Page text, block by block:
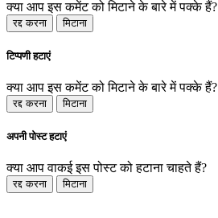
क्या आप इस कमेंट को मिटाने के बारे में पक्के हैं?
रद्द करना मिटाना
टिप्पणी हटाएं
क्या आप इस कमेंट को मिटाने के बारे में पक्के हैं?
रद्द करना मिटाना
अपनी पोस्ट हटाएं
क्या आप वाकई इस पोस्ट को हटाना चाहते हैं?
रद्द करना मिटाना